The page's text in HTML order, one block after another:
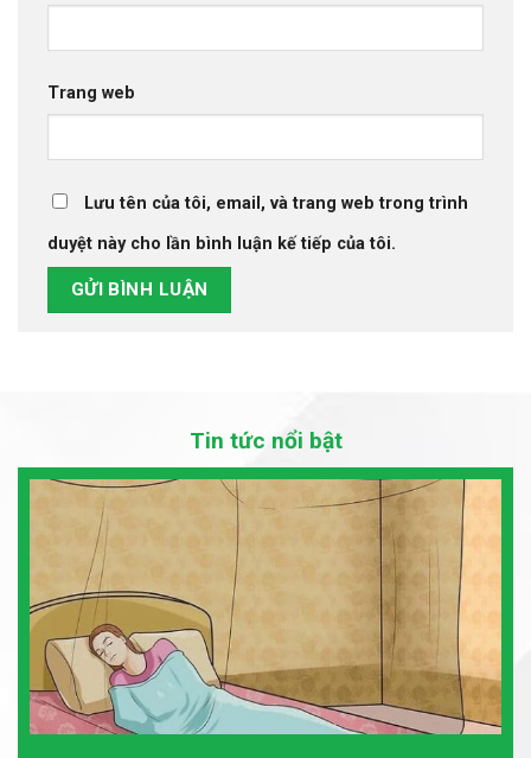
Trang web
Lưu tên của tôi, email, và trang web trong trình
duyệt này cho lần bình luận kế tiếp của tôi.
Tin tức nổi bật